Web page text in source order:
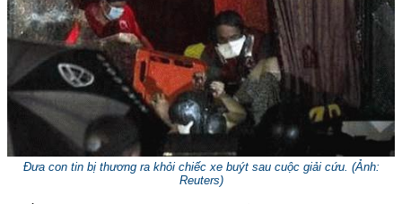
Đưa con tin bị thương ra khỏi chiếc xe buýt sau cuộc giải cứu. (Ảnh:
Reuters)